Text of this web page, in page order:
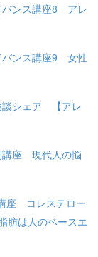
ンス講座8 アレ
ンス講座9 女性
シェア 【アレ
座 現代人の悩
座 コレステロー
肪は人のベースエ